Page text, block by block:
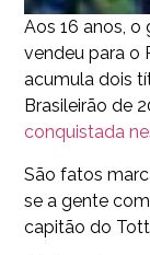
Aos 16 anos, o
vendeu para o
acumula dois
Brasileirão de
conquistada
São fatos
se a gente
capitão do